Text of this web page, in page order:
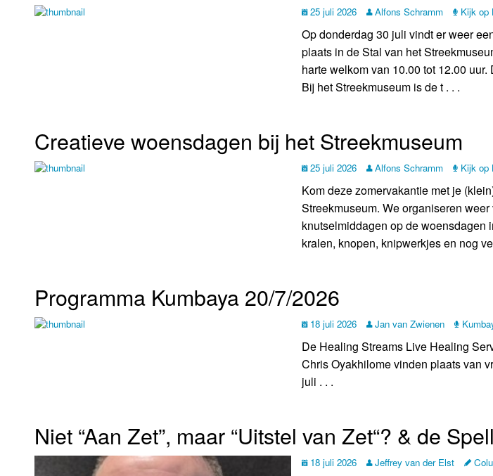
25 juli 2026 Alfons Schramm Kijk op
Op donderdag 30 juli vindt er weer
plaats in de Stal van het
harte welkom van 10.00 tot 12.00
Bij het Streekmuseum is de t . . .
Creatieve woensdagen bij het Streekmuseum
25 juli 2026 Alfons Schramm Kijk op
Kom deze zomervakantie met je
Streekmuseum. We organiseren
knutselmiddagen op de woensdagen
kralen, knopen, knipwerkjes en nog
Programma Kumbaya 20/7/2026
18 juli 2026 Jan van Zwienen
De Healing Streams Live Healing
Chris Oyakhilome vinden plaats van
juli . . .
Niet “Aan Zet”, maar “Uitstel van Zet“? & de
18 juli 2026 Jeffrey van der Elst